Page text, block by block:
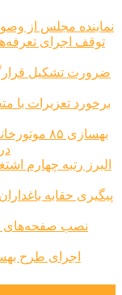
نماینده مجلس از
بهسازی ۸۵ موتورخانه در البرز طی سه‌ماهه نخست امسال
اجرای طرح بهسازی معابر